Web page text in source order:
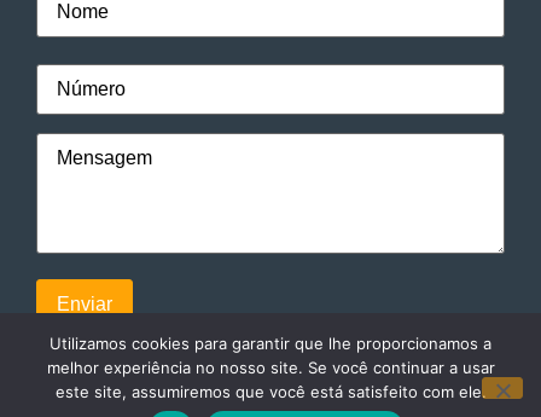
Utilizamos cookies para garantir que lhe proporcionamos a
melhor experiência no nosso site. Se você continuar a usar
este site, assumiremos que você está satisfeito com ele.